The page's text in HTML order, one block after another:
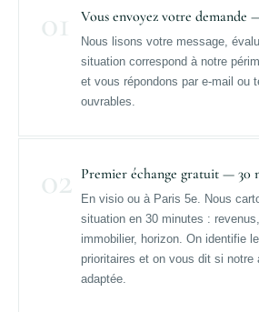
01 Vous envoyez votre demande
Nous lisons votre message,
situation correspond à notre
et vous répondons par e-mail ou
ouvrables.
02 Premier échange gratuit — 30
En visio ou à Paris 5e. Nous
situation en 30 minutes : revenus,
immobilier, horizon. On identifie
prioritaires et on vous dit si notre
adaptée.